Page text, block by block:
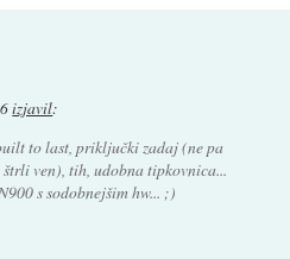
izjavil:
to last, priključki zadaj (ne pa
ven), tih, udobna tipkovnica...
s sodobnejšim hw... ;)